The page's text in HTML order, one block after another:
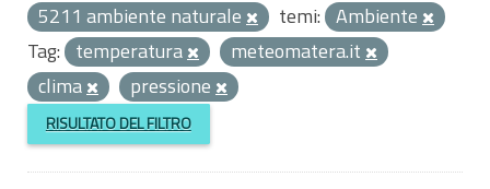
5211 ambiente naturale
temi: Ambiente
Tag: temperatura
meteomatera.it
clima
pressione
RISULTATO DEL FILTRO